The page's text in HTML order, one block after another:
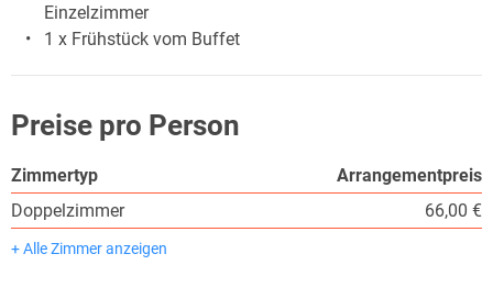
Einzelzimmer
1 x Frühstück vom Buffet
Preise pro Person
Zimmertyp
Arrangementpreis
Doppelzimmer
66,00 €
+ Alle Zimmer anzeigen